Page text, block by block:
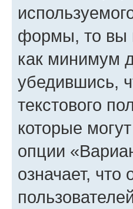
формы, то вы
как минимум
убедившись,
текстового
которые
опции
означает,